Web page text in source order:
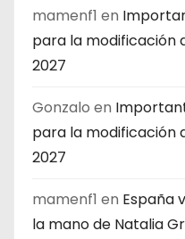
mamenf1 en
para la modificación
2027
Gonzalo en
para la modificación
2027
mamenf1 en España
la mano de Natalia